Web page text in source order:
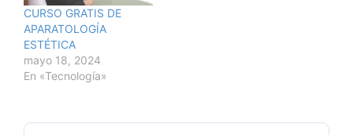
CURSO GRATIS DE
APARATOLOGÍA
ESTÉTICA
mayo 18, 2024
En «Tecnología»